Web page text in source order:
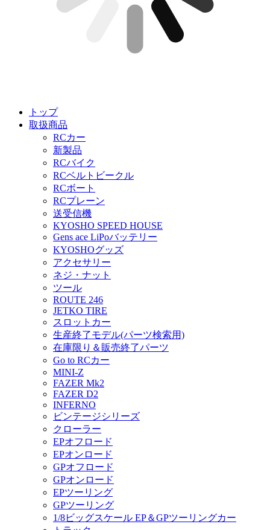
トップ
取扱商品
RCカー
新製品
RCバイク
RCベルトビークル
RCボート
RCプレーン
送受信機
KYOSHO SPEED HOUSE
Gens ace LiPoバッテリー
KYOSHOグッズ
アクセサリー
ネジ・ナット
ツール
ROUTE 246
JETKO TIRE
スロットカー
生産終了モデル(パーツ検索用)
在庫限り＆販売終了パーツ
Go to RCカー
MINI-Z
FAZER Mk2
FAZER D2
INFERNO
ビンテージシリーズ
クローラー
EPオフロード
EPオンロード
GPオフロード
GPオンロード
EPツーリング
GPツーリング
1/8ビッグスケール EP＆GPツーリングカー